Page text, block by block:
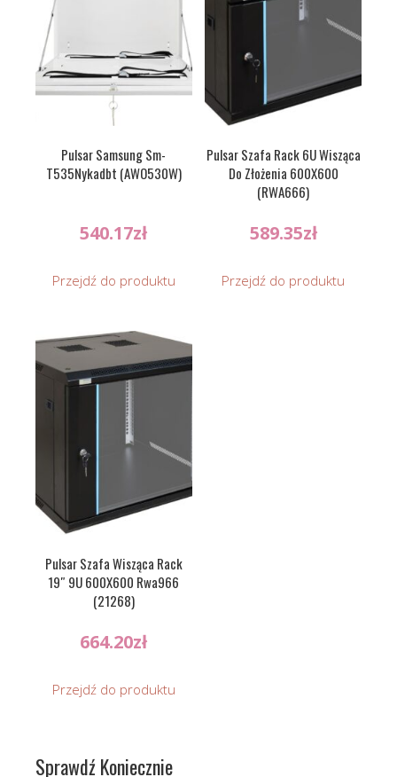
Pulsar Samsung Sm-
T535Nykadbt (AWO530W)
540.17zł
Przejdź do produktu
Pulsar Szafa Rack 6U Wisząca
Do Złożenia 600X600
(RWA666)
589.35zł
Przejdź do produktu
Pulsar Szafa Wisząca Rack
19″ 9U 600X600 Rwa966
(21268)
664.20zł
Przejdź do produktu
Sprawdź Koniecznie